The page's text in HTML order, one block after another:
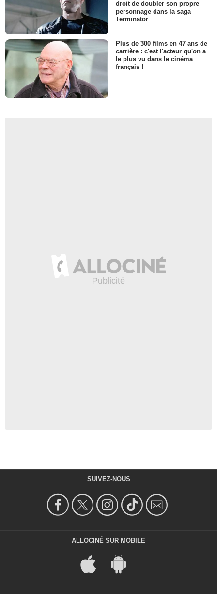
droit de doubler son propre
personnage dans la saga
Terminator
Plus de 300 films en 47 ans de
carrière : c'est l'acteur qu'on a
le plus vu dans le cinéma
français !
SUIVEZ-NOUS
ALLOCINÉ SUR MOBILE